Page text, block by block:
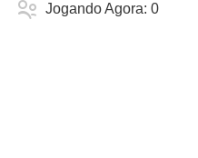
Jogando Agora: 0